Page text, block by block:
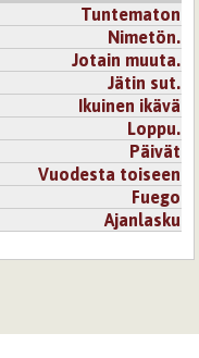
Tuntematon
Nimetön.
Jotain muuta.
Jätin sut.
Ikuinen ikävä
Loppu.
Päivät
Vuodesta toiseen
Fuego
Ajanlasku